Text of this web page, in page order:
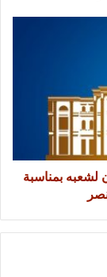
لشعبه بمناسبة